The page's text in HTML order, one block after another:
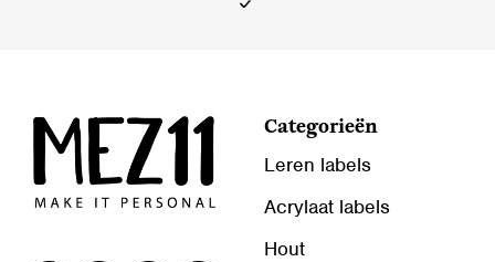
Categorieën
Leren labels
Acrylaat labels
Hout